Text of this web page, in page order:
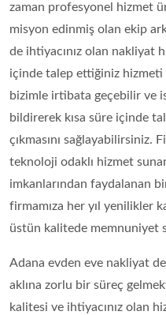
zaman profesyonel hizmet
misyon edinmiş olan ekip
de ihtiyacınız olan nakliyat
içinde talep ettiğiniz hizmeti
bizimle irtibata geçebilir ve
bildirerek kısa süre içinde
çıkmasını sağlayabilirsiniz.
teknoloji odaklı hizmet
imkanlarından faydalanan
firmamıza her yıl yenilikler
üstün kalitede memnuniyet
Adana evden eve nakliyat
aklına zorlu bir süreç
kalitesi ve ihtiyacınız olan